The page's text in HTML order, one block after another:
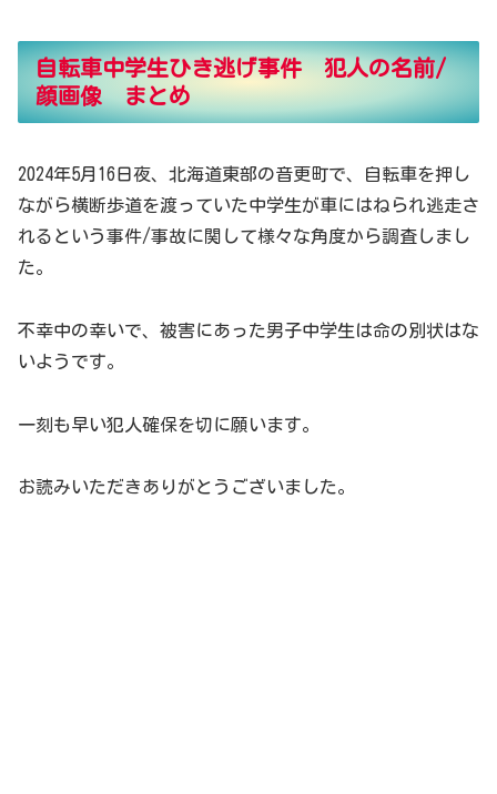
自転車中学生ひき逃げ事件 犯人の名前/
顔画像 まとめ
2024年5月16日夜、北海道東部の音更町で、自転車を押し
ながら横断歩道を渡っていた中学生が車にはねられ逃走さ
れるという事件/事故に関して様々な角度から調査しまし
た。
不幸中の幸いで、被害にあった男子中学生は命の別状はな
いようです。
一刻も早い犯人確保を切に願います。
お読みいただきありがとうございました。